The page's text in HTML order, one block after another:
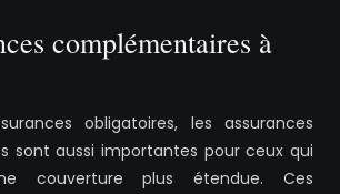
complémentaires à
obligatoires, les assurances
sont aussi importantes pour ceux qui
couverture plus étendue. Ces